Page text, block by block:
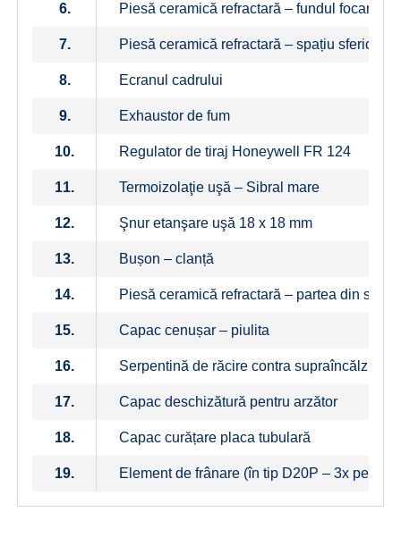
6. Piesă ceramică refractară – fundul focarului
7. Piesă ceramică refractară – spațiu sferic
8. Ecranul cadrului
9. Exhaustor de fum
10. Regulator de tiraj Honeywell FR 124
11. Termoizolaţie uşă – Sibral mare
12. Şnur etanşare uşă 18 x 18 mm
13. Bușon – clanță
14. Piesă ceramică refractară – partea din
15. Capac cenușar – piulita
16. Serpentină de răcire contra supraîncălzirii
17. Capac deschizătură pentru arzător
18. Capac curățare placa tubulară
19. Element de frânare (în tip D20P – 3x perie,